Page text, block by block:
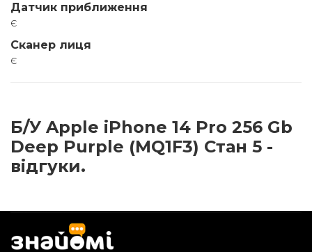
Датчик приближення
є
Сканер лиця
є
Б/У Apple iPhone 14 Pro 256 Gb
Deep Purple (MQ1F3) Стан 5 -
відгуки.